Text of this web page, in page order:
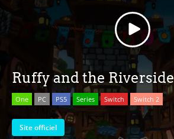
Ruffy and the Riverside
One PC PS5 Series Switch Switch 2
Site officiel